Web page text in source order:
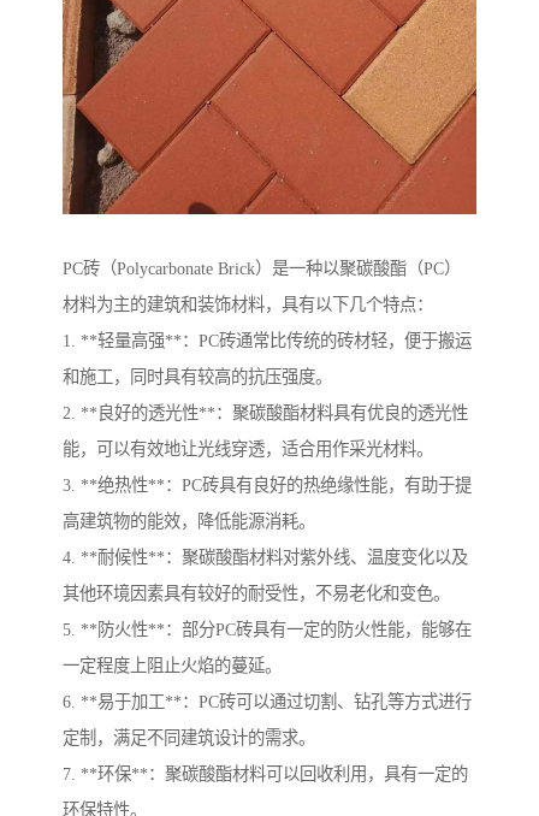
PC砖（Polycarbonate Brick）是一种以聚碳酸酯（PC）
材料为主的建筑和装饰材料，具有以下几个特点：
1. **轻量高强**：PC砖通常比传统的砖材轻，便于搬运
和施工，同时具有较高的抗压强度。
2. **良好的透光性**：聚碳酸酯材料具有优良的透光性
能，可以有效地让光线穿透，适合用作采光材料。
3. **绝热性**：PC砖具有良好的热绝缘性能，有助于提
高建筑物的能效，降低能源消耗。
4. **耐候性**：聚碳酸酯材料对紫外线、温度变化以及
其他环境因素具有较好的耐受性，不易老化和变色。
5. **防火性**：部分PC砖具有一定的防火性能，能够在
一定程度上阻止火焰的蔓延。
6. **易于加工**：PC砖可以通过切割、钻孔等方式进行
定制，满足不同建筑设计的需求。
7. **环保**：聚碳酸酯材料可以回收利用，具有一定的
环保特性。